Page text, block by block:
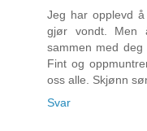
Jeg har opplevd
gjør vondt. Men
sammen med
Fint og
oss alle. Skjønn
Svar